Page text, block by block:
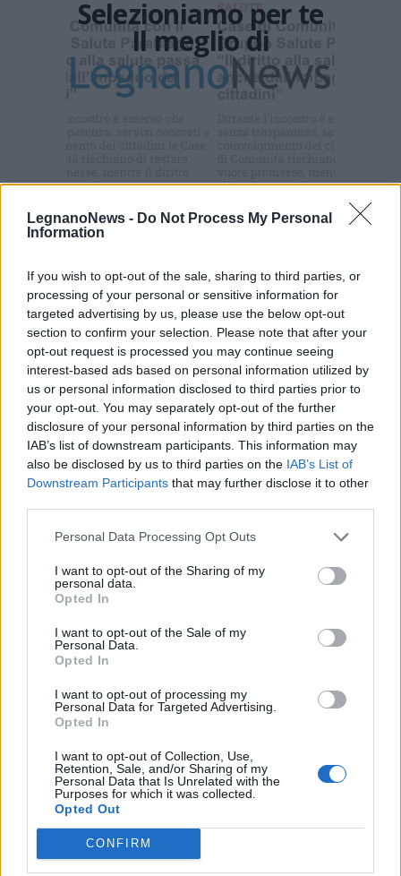
LegnanoNews - Do Not Process My Personal
Information
If you wish to opt-out of the sale, sharing to third parties, or
processing of your personal or sensitive information for
targeted advertising by us, please use the below opt-out
section to confirm your selection. Please note that after your
opt-out request is processed you may continue seeing
interest-based ads based on personal information utilized by
us or personal information disclosed to third parties prior to
your opt-out. You may separately opt-out of the further
disclosure of your personal information by third parties on the
IAB’s list of downstream participants. This information may
also be disclosed by us to third parties on the IAB’s List of
Downstream Participants that may further disclose it to other
Personal Data Processing Opt Outs
I want to opt-out of the Sharing of my
personal data.
Opted In
I want to opt-out of the Sale of my
Personal Data.
Opted In
I want to opt-out of processing my
Personal Data for Targeted Advertising.
Opted In
I want to opt-out of Collection, Use,
Retention, Sale, and/or Sharing of my
Personal Data that Is Unrelated with the
Purposes for which it was collected.
Opted Out
CONFIRM
Selezioniamo per te
Il meglio di
Commenti
articolo.
L'email è richiesta ma non verrà mostrata ai visitatori. Il contenuto di questo
commento esprime il pensiero dell'autore e non rappresenta la linea editoriale
di VareseNews.it, che rimane autonoma e indipendente. I messaggi inclusi nei
commenti non sono testi giornalistici, ma post inviati dai singoli lettori che
possono essere automaticamente pubblicati senza filtro preventivo. I commenti
che includano uno o più link a siti esterni verranno rimossi in automatico dal
sistema.
ALTRE NOTIZIE DI NERVIANO